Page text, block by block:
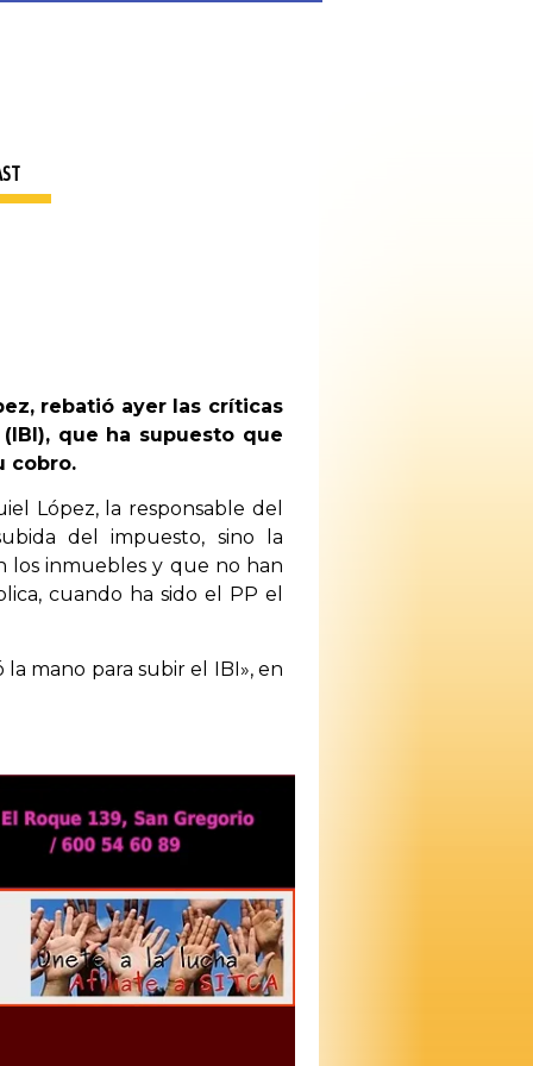
rebatió ayer las críticas
que ha supuesto que
cobro.
López, la responsable del
del impuesto, sino la
los inmuebles y que no han
cuando ha sido el PP el
mano para subir el IBI», en